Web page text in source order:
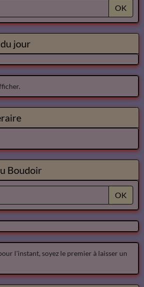
OK
jour
Boudoir
OK
l'instant, soyez le premier à laisser un